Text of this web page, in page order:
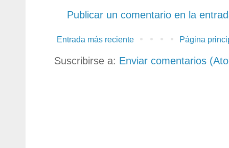
Publicar un comentario en la
Entrada más reciente Página
Suscribirse a: Enviar comentarios